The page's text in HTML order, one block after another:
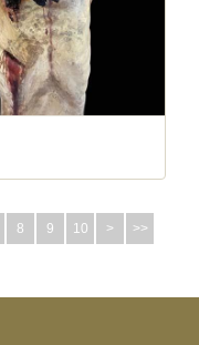
8 9 10 > >>